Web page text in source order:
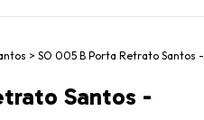
> SO 005 B Porta Retrato Santos -
Santos -